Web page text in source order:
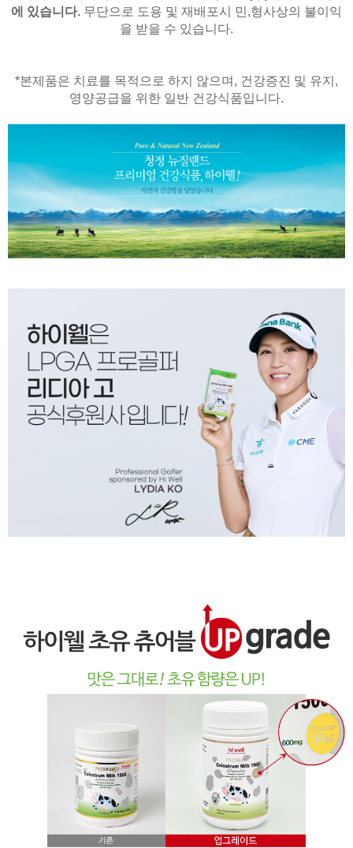
에 있습니다. 무단으로 도용 및 재배포시 민,형사상의 불이익
을 받을 수 있습니다.
*본제품은 치료를 목적으로 하지 않으며, 건강증진 및 유지,
영양공급을 위한 일반 건강식품입니다.